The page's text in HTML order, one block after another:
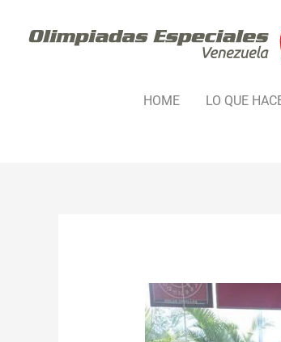
HOME LO QUE